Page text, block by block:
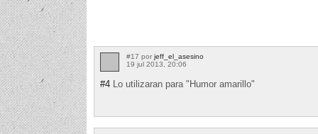
#17 por jeff_el_asesino
19 jul 2013, 20:06
#4 Lo utilizaran para "Humor amarillo"